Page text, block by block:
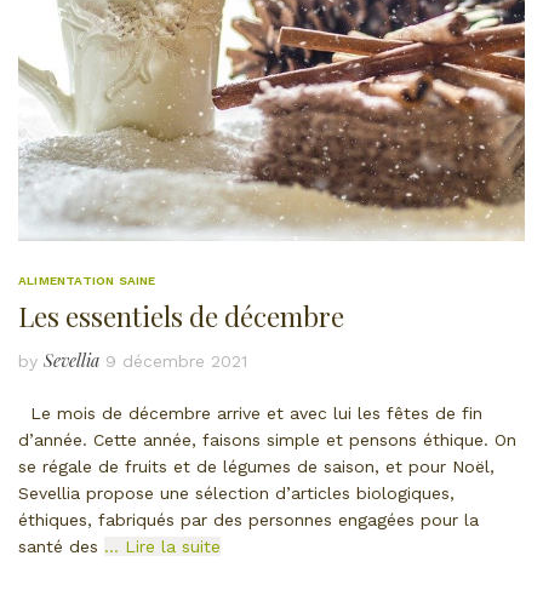
ALIMENTATION SAINE
Les essentiels de décembre
by Sevellia 9 décembre 2021
Le mois de décembre arrive et avec lui les fêtes de fin
d’année. Cette année, faisons simple et pensons éthique. On
se régale de fruits et de légumes de saison, et pour Noël,
Sevellia propose une sélection d’articles biologiques,
éthiques, fabriqués par des personnes engagées pour la
santé des … Lire la suite